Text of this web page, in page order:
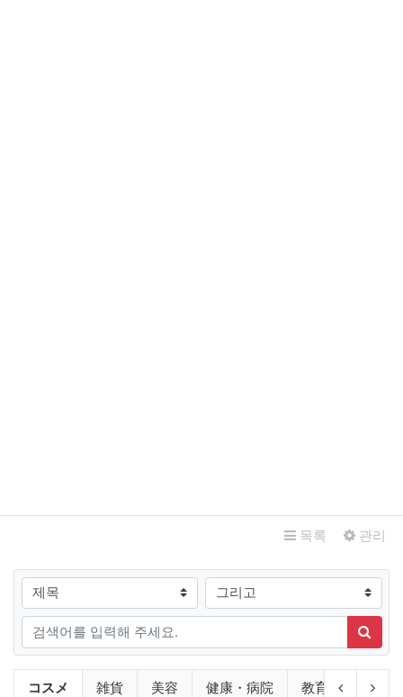
목록 관리
검색대상
검색어
검색
상인회회원 점포안내 분류 목록
현재 분류
コスメ 雑貨 美容 健康・病院 教育施設이전 분류
다